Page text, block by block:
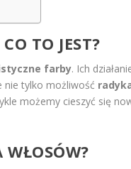
TO JEST?
farby. Ich
nie tylko możliwość
możemy cieszyć się
WŁOSÓW?